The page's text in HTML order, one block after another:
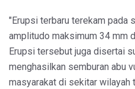
"Erupsi terbaru terekam pada
amplitudo maksimum 34 mm
Erupsi tersebut juga disertai
menghasilkan semburan abu
masyarakat di sekitar wilayah